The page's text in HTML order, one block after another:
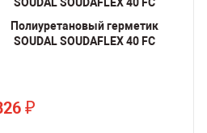
Полиуретановый герметик
SOUDAL SOUDAFLEX 40 FC
₽